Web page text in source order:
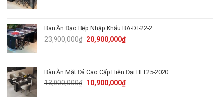
20,900,000₫.
Bàn Ăn Đảo Bếp Nhập Khẩu BA-DT-22-2
23,900,000₫ Original
23,900,000₫.
20,900,000₫Current
Bàn Ăn Mặt Đá Cao Cấp Hiện Đại HLT25-2020
13,000,000₫ Original
10,900,000₫Current